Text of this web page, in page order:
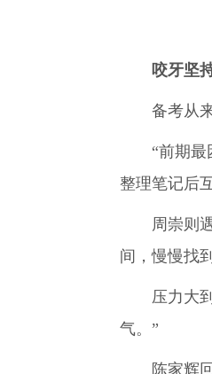
咬牙坚
备考从
“前期
整理笔记后
周崇则
间，慢慢找
压力大
气。”
陈家辉